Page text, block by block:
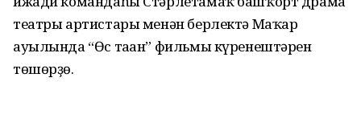
театры артистары менән берлектә Маҡар
ауылында “Өс таған” фильмы күренештәрен
төшөрҙө.